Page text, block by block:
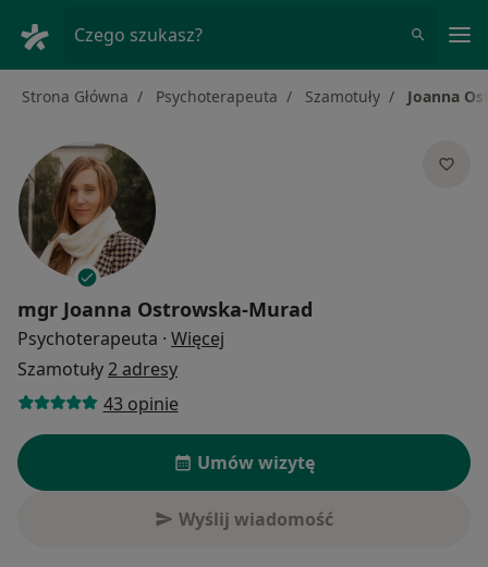
Czego szukasz?
Strona Główna Psychoterapeuta Szamotuły Joanna
mgr Joanna Ostrowska-Murad
Psychoterapeuta · Więcej
Szamotuły2 adresy
43 opinie
Umów wizytę
Wyślij wiadomość